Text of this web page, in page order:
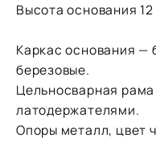
Высота основания
Каркас основания —
березовые.
Цельносварная
латодержателями.
Опоры металл, цвет